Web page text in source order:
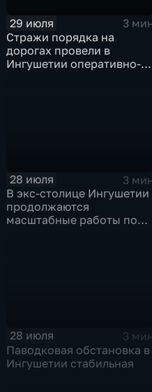
29 июля
3
Стражи порядка на
дорогах провели в
Ингушетии оперативно-
28 июля
3
В экс-столице Ингушетии
продолжаются
масштабные работы по
28 июля
3 мин
Паводковая обстановка в
Ингушетии стабильная